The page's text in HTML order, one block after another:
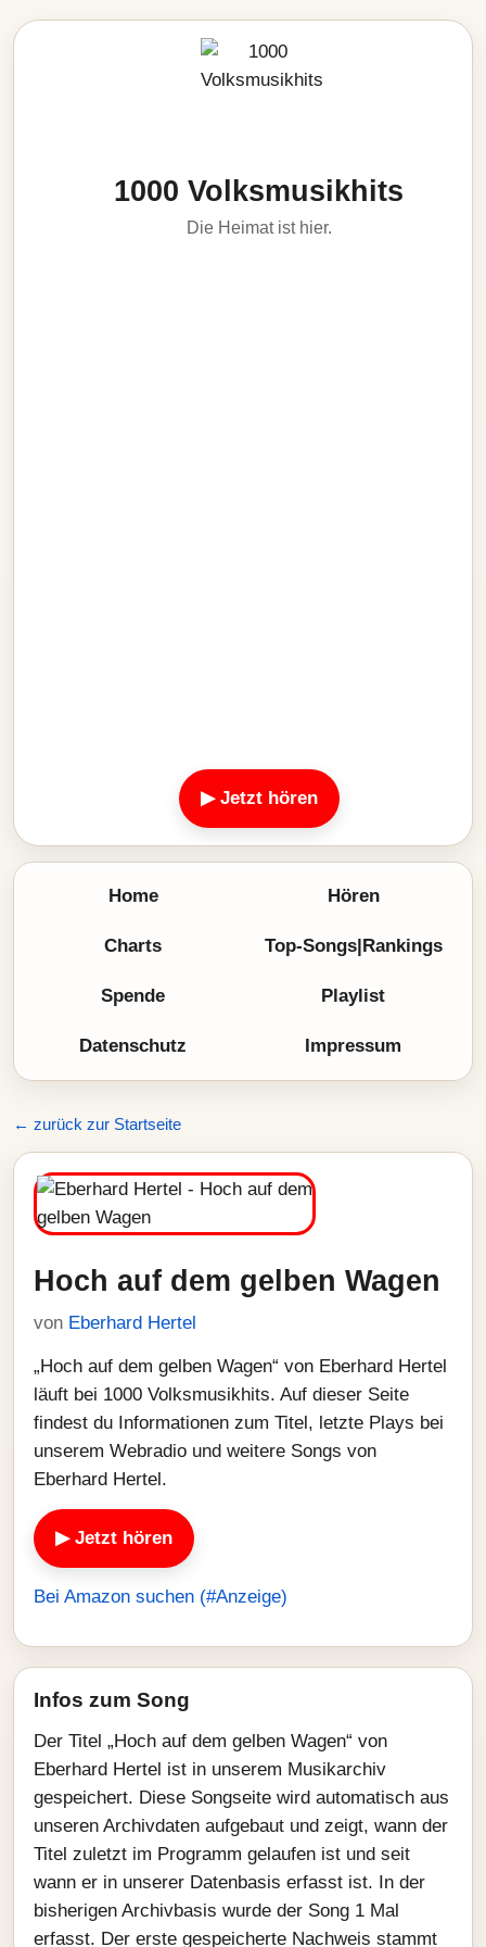
1000 Volksmusikhits
Die Heimat ist hier.
▶ Jetzt hören
Home Hören
Charts Top-Songs|Rankings
Spende Playlist
Datenschutz Impressum
← zurück zur Startseite
Hoch auf dem gelben Wagen
von Eberhard Hertel
„Hoch auf dem gelben Wagen“ von Eberhard Hertel
läuft bei 1000 Volksmusikhits. Auf dieser Seite
findest du Informationen zum Titel, letzte Plays bei
unserem Webradio und weitere Songs von
Eberhard Hertel.
▶ Jetzt hören
Bei Amazon suchen (#Anzeige)
Infos zum Song
Der Titel „Hoch auf dem gelben Wagen“ von
Eberhard Hertel ist in unserem Musikarchiv
gespeichert. Diese Songseite wird automatisch aus
unseren Archivdaten aufgebaut und zeigt, wann der
Titel zuletzt im Programm gelaufen ist und seit
wann er in unserer Datenbasis erfasst ist. In der
bisherigen Archivbasis wurde der Song 1 Mal
erfasst. Der erste gespeicherte Nachweis stammt